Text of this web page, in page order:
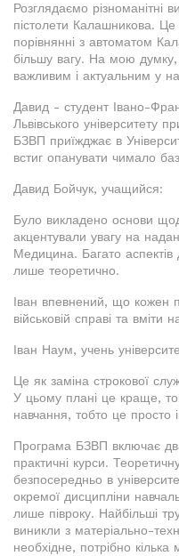
Розглядаємо різноманітні
пістолети Калашникова.
порівнянні з автоматом
більшу вагу. На мою
важливим і актуальним у
Давид - студент Івано-
Львівського університету
БЗВП приїжджає в
встиг опанувати чимало
Давид Бойчук, учащийся:
Було викладено основи
акцентували увагу на
Медицина. Багато
лише теоретично.
Іван впевнений, що кожен
військовій справі та
Іван Наум, учень
Це як заміна строкової
У цьому плані це краще,
навчання, тобто це просто
Програма БЗВП включає
практичні курси.
безпосередньо в
окремої дисципліни
лише півроку. Найбільші
виникли з матеріально-
необхідне, потрібно